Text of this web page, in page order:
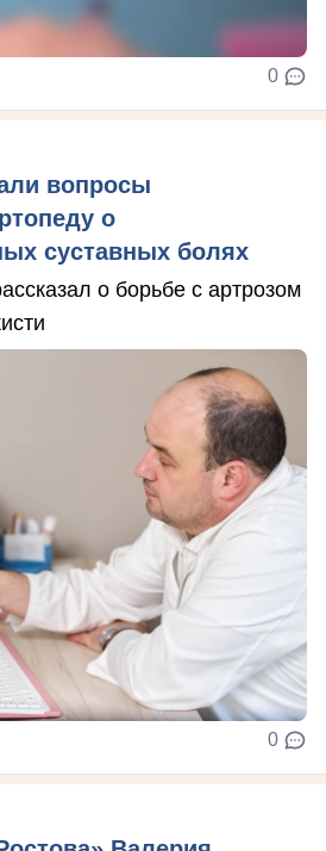
0
вопросы
о
суставных болях
о борьбе с артрозом
0